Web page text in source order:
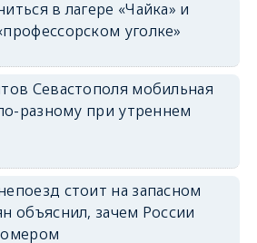
в лагере «Чайка» и
уголке»
Севастополя мобильная
разному при утреннем
стоит на запасном
объяснил, зачем России